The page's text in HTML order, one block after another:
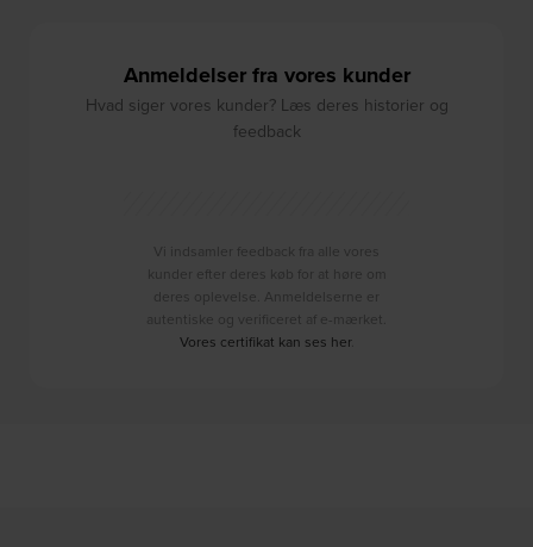
Anmeldelser fra vores kunder
Hvad siger vores kunder? Læs deres historier og
feedback
Vi indsamler feedback fra alle vores
kunder efter deres køb for at høre om
deres oplevelse. Anmeldelserne er
autentiske og verificeret af e-mærket.
Vores certifikat kan ses her.